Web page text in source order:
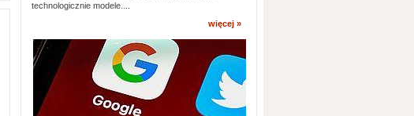
technologicznie modele....
więcej »